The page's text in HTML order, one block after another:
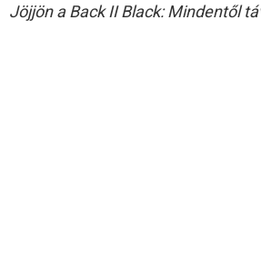
Jöjjön a Back II Black: Mindentől